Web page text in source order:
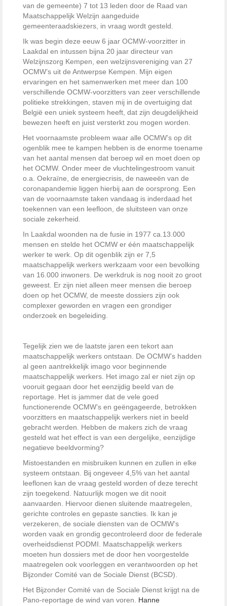
van de gemeente) 7 tot 13 leden door de Raad van
Maatschappelijk Welzijn aangeduide
gemeenteraadskiezers, in vraag wordt gesteld.
Ik was begin deze eeuw 6 jaar OCMW-voorzitter in
Laakdal en intussen bijna 20 jaar directeur van
Welzijnszorg Kempen, een welzijnsvereniging van 27
OCMW’s uit de Antwerpse Kempen. Mijn eigen
ervaringen en het samenwerken met meer dan 100
verschillende OCMW-voorzitters van zeer verschillende
politieke strekkingen, staven mij in de overtuiging dat
België een uniek systeem heeft, dat zijn deugdelijkheid
bewezen heeft en juist versterkt zou mogen worden.
Het voornaamste probleem waar alle OCMW’s op dit
ogenblik mee te kampen hebben is de enorme toename
van het aantal mensen dat beroep wil en moet doen op
het OCMW. Onder meer de vluchtelingestroom vanuit
o.a. Oekraïne, de energiecrisis, de naweeën van de
coronapandemie liggen hierbij aan de oorsprong. Een
van de voornaamste taken vandaag is inderdaad het
toekennen van een leefloon, de sluitsteen van onze
sociale zekerheid.
In Laakdal woonden na de fusie in 1977 ca.13.000
mensen en stelde het OCMW er één maatschappelijk
werker te werk. Op dit ogenblik zijn er 7,5
maatschappelijk werkers werkzaam voor een bevolking
van 16.000 inwoners. De werkdruk is nog nooit zo groot
geweest. Er zijn niet alleen meer mensen die beroep
doen op het OCMW, de meeste dossiers zijn ook
complexer geworden en vragen een grondiger
onderzoek en begeleiding.
Tegelijk zien we de laatste jaren een tekort aan
maatschappelijk werkers ontstaan. De OCMW’s hadden
al geen aantrekkelijk imago voor beginnende
maatschappelijk werkers. Het imago zal er niet zijn op
vooruit gegaan door het eenzijdig beeld van de
reportage. Het is jammer dat de vele goed
functionerende OCMW’s en geëngageerde, betrokken
voorzitters en maatschappelijk werkers niet in beeld
gebracht werden. Hebben de makers zich de vraag
gesteld wat het effect is van een dergelijke, eenzijdige
negatieve beeldvorming?
Mistoestanden en misbruiken kunnen en zullen in elke
systeem ontstaan. Bij ongeveer 4,5% van het aantal
leeflonen kan de vraag gesteld worden of deze terecht
zijn toegekend. Natuurlijk mogen we dit nooit
aanvaarden. Hiervoor dienen sluitende maatregelen,
gerichte controles en gepaste sancties. Ik kan je
verzekeren, de sociale diensten van de OCMW’s
worden vaak en grondig gecontroleerd door de federale
overheidsdienst PODMI. Maatschappelijk werkers
moeten hun dossiers met de door hen voorgestelde
maatregelen ook voorleggen en verantwoorden op het
Bijzonder Comité van de Sociale Dienst (BCSD).
Het Bijzonder Comité van de Sociale Dienst krijgt na de
Pano-reportage de wind van voren. Hanne